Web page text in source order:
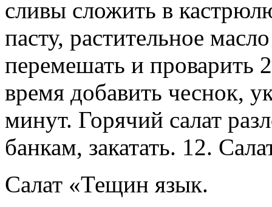
сливы сложить в
пасту, растительное
перемешать и проварить
время добавить чеснок,
минут. Горячий салат
банкам, закатать. 12.
Салат «Тещин язык.